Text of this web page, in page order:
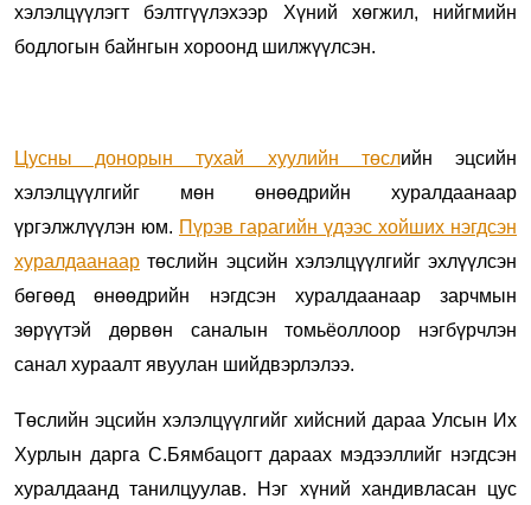
хэлэлцүүлэгт бэлтгүүлэхээр Хүний хөгжил, нийгмийн
бодлогын байнгын хороонд шилжүүлсэн.
Цусны донорын тухай хуулийн төслийн эцсийн
хэлэлцүүлгийг мөн өнөөдрийн хуралдаанаар
үргэлжлүүлэн юм. Пүрэв гарагийн үдээс хойших нэгдсэн
хуралдаанаар төслийн эцсийн хэлэлцүүлгийг эхлүүлсэн
бөгөөд өнөөдрийн нэгдсэн хуралдаанаар зарчмын
зөрүүтэй дөрвөн саналын томьёоллоор нэгбүрчлэн
санал хураалт явуулан шийдвэрлэлээ.
Төслийн эцсийн хэлэлцүүлгийг хийсний дараа Улсын Их
Хурлын дарга С.Бямбацогт дараах мэдээллийг нэгдсэн
хуралдаанд танилцуулав. Нэг хүний хандивласан цус